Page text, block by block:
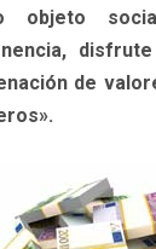
objeto
de